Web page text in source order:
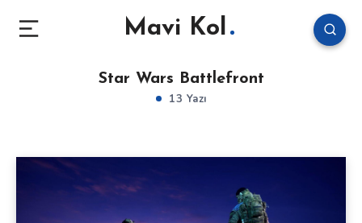
Mavi Kol
Star Wars Battlefront
13 Yazı